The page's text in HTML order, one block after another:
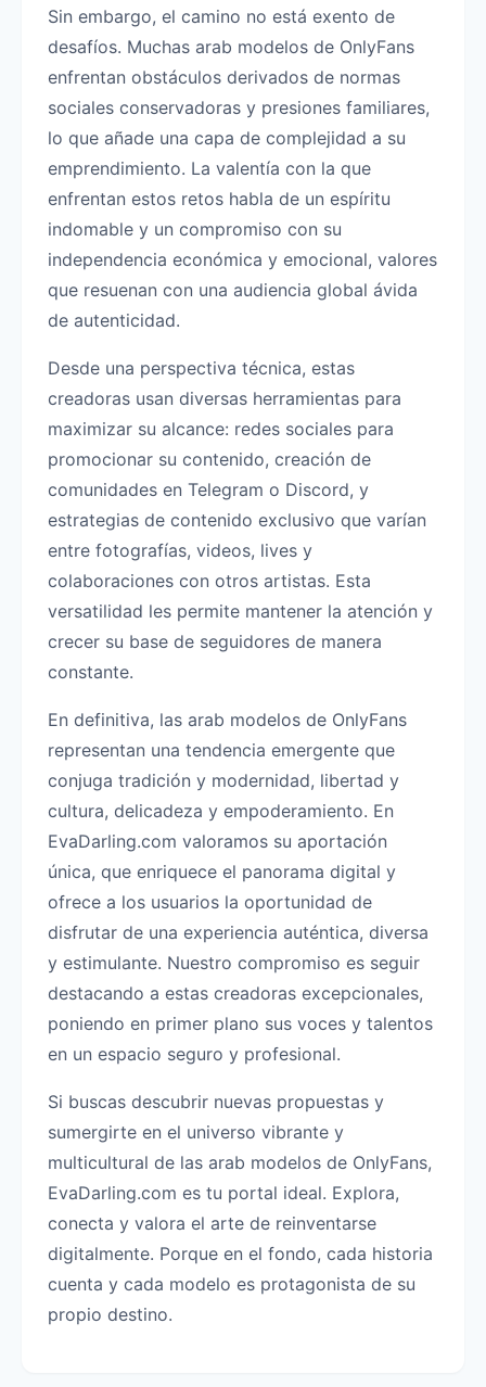
Sin embargo, el camino no está exento de
desafíos. Muchas arab modelos de OnlyFans
enfrentan obstáculos derivados de normas
sociales conservadoras y presiones familiares,
lo que añade una capa de complejidad a su
emprendimiento. La valentía con la que
enfrentan estos retos habla de un espíritu
indomable y un compromiso con su
independencia económica y emocional, valores
que resuenan con una audiencia global ávida
de autenticidad.
Desde una perspectiva técnica, estas
creadoras usan diversas herramientas para
maximizar su alcance: redes sociales para
promocionar su contenido, creación de
comunidades en Telegram o Discord, y
estrategias de contenido exclusivo que varían
entre fotografías, videos, lives y
colaboraciones con otros artistas. Esta
versatilidad les permite mantener la atención y
crecer su base de seguidores de manera
constante.
En definitiva, las arab modelos de OnlyFans
representan una tendencia emergente que
conjuga tradición y modernidad, libertad y
cultura, delicadeza y empoderamiento. En
EvaDarling.com valoramos su aportación
única, que enriquece el panorama digital y
ofrece a los usuarios la oportunidad de
disfrutar de una experiencia auténtica, diversa
y estimulante. Nuestro compromiso es seguir
destacando a estas creadoras excepcionales,
poniendo en primer plano sus voces y talentos
en un espacio seguro y profesional.
Si buscas descubrir nuevas propuestas y
sumergirte en el universo vibrante y
multicultural de las arab modelos de OnlyFans,
EvaDarling.com es tu portal ideal. Explora,
conecta y valora el arte de reinventarse
digitalmente. Porque en el fondo, cada historia
cuenta y cada modelo es protagonista de su
propio destino.